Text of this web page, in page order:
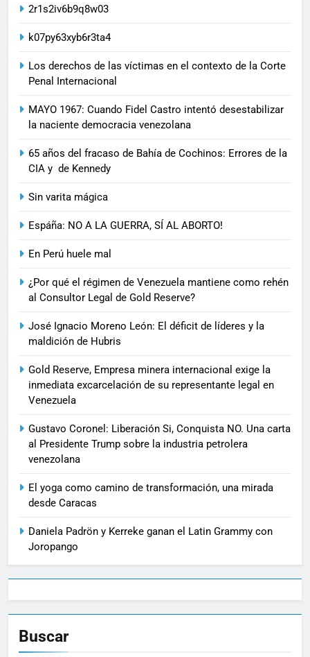
2r1s2iv6b9q8w03
k07py63xyb6r3ta4
Los derechos de las víctimas en el contexto de la Corte
Penal Internacional
MAYO 1967: Cuando Fidel Castro intentó desestabilizar
la naciente democracia venezolana
65 años del fracaso de Bahía de Cochinos: Errores de la
CIA y de Kennedy
Sin varita mágica
Espáña: NO A LA GUERRA, SÍ AL ABORTO!
En Perú huele mal
¿Por qué el régimen de Venezuela mantiene como rehén
al Consultor Legal de Gold Reserve?
José Ignacio Moreno León: El déficit de líderes y la
maldición de Hubris
Gold Reserve, Empresa minera internacional exige la
inmediata excarcelación de su representante legal en
Venezuela
Gustavo Coronel: Liberación Si, Conquista NO. Una carta
al Presidente Trump sobre la industria petrolera
venezolana
El yoga como camino de transformación, una mirada
desde Caracas
Daniela Padrön y Kerreke ganan el Latin Grammy con
Joropango
Buscar